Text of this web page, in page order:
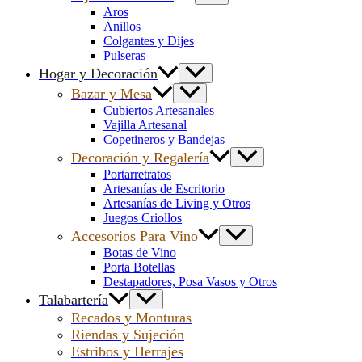
Aros
Anillos
Colgantes y Dijes
Pulseras
Hogar y Decoración
Bazar y Mesa
Cubiertos Artesanales
Vajilla Artesanal
Copetineros y Bandejas
Decoración y Regalería
Portarretratos
Artesanías de Escritorio
Artesanías de Living y Otros
Juegos Criollos
Accesorios Para Vino
Botas de Vino
Porta Botellas
Destapadores, Posa Vasos y Otros
Talabartería
Recados y Monturas
Riendas y Sujeción
Estribos y Herrajes